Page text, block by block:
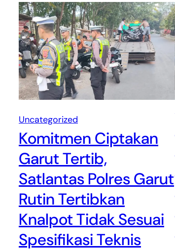
Uncategorized
Komitmen Ciptakan
Garut Tertib,
Satlantas Polres Garut
Rutin Tertibkan
Knalpot Tidak Sesuai
Spesifikasi Teknis